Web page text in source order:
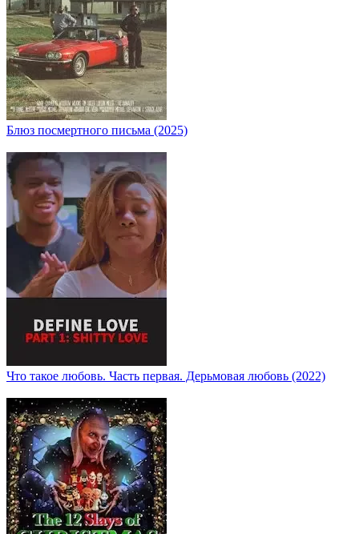
Блюз посмертного письма (2025)
Что такое любовь. Часть первая. Дерьмовая любовь (2022)